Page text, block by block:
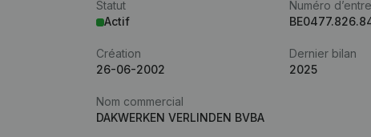
Statut
Actif
Numéro
Création
26-06-2002
Dernier bilan
2025
Nom commercial
DAKWERKEN VERLINDEN BVBA